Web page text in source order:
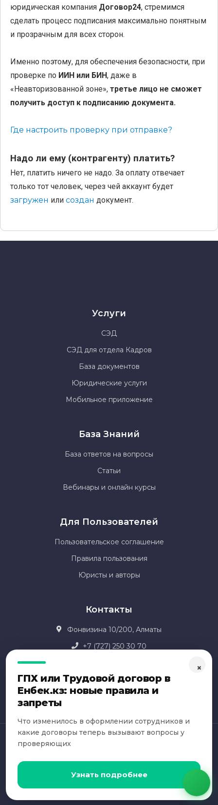
юридическая компания Договор24, стремимся
сделать процесс подписания максимально понятным
и прозрачным для всех сторон.
Именно поэтому, для обеспечения безопасности, при
проверке по ИИН или БИН, даже в
«Неавторизованной зоне», третье лицо не сможет
получить доступ к подписанию документа.
Где настроить проверку при отправке?
Надо ли ему (контрагенту) платить?
Нет, платить ничего не надо. За оплату отвечает
только тот человек, через чей аккаунт будет
загружен или создан документ.
Услуги
СЭД
СЭД для отдела Кадров
База документов
Юридические услуги
Мобильное приложение
База Знаний
База ответов на вопросы
Статьи
Вебинары и онлайн курсы
Для Пользователей
Пользовательское соглашение
Правила пользования
Юристы и авторы
Контакты
Фонвизина 10/200, Алматы
+7 (727) 250 30 70
Все права защищены © 2014-2025 Сервис для составления
Любое копирование материалов разрешено только с согласия
правообладателей. По всем вопросам: support@dogovor24.kz
×
ГПХ или Трудовой договор в
Енбек.кз: новые правила и
запреты
Что изменилось в оформлении сотрудников и
какие договоры теперь вызывают вопросы у
проверяющих
Узнать подробнее